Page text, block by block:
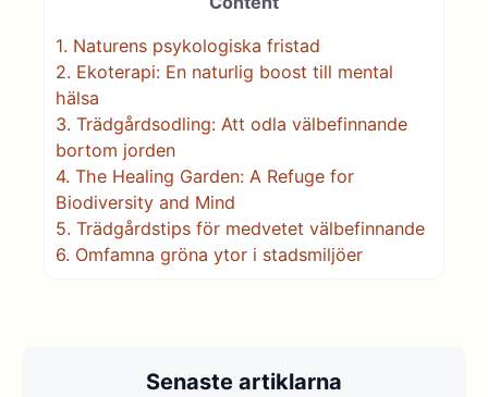
1. Naturens psykologiska fristad
2. Ekoterapi: En naturlig boost till mental
hälsa
3. Trädgårdsodling: Att odla välbefinnande
bortom jorden
4. The Healing Garden: A Refuge for
Biodiversity and Mind
5. Trädgårdstips för medvetet välbefinnande
6. Omfamna gröna ytor i stadsmiljöer
Senaste artiklarna